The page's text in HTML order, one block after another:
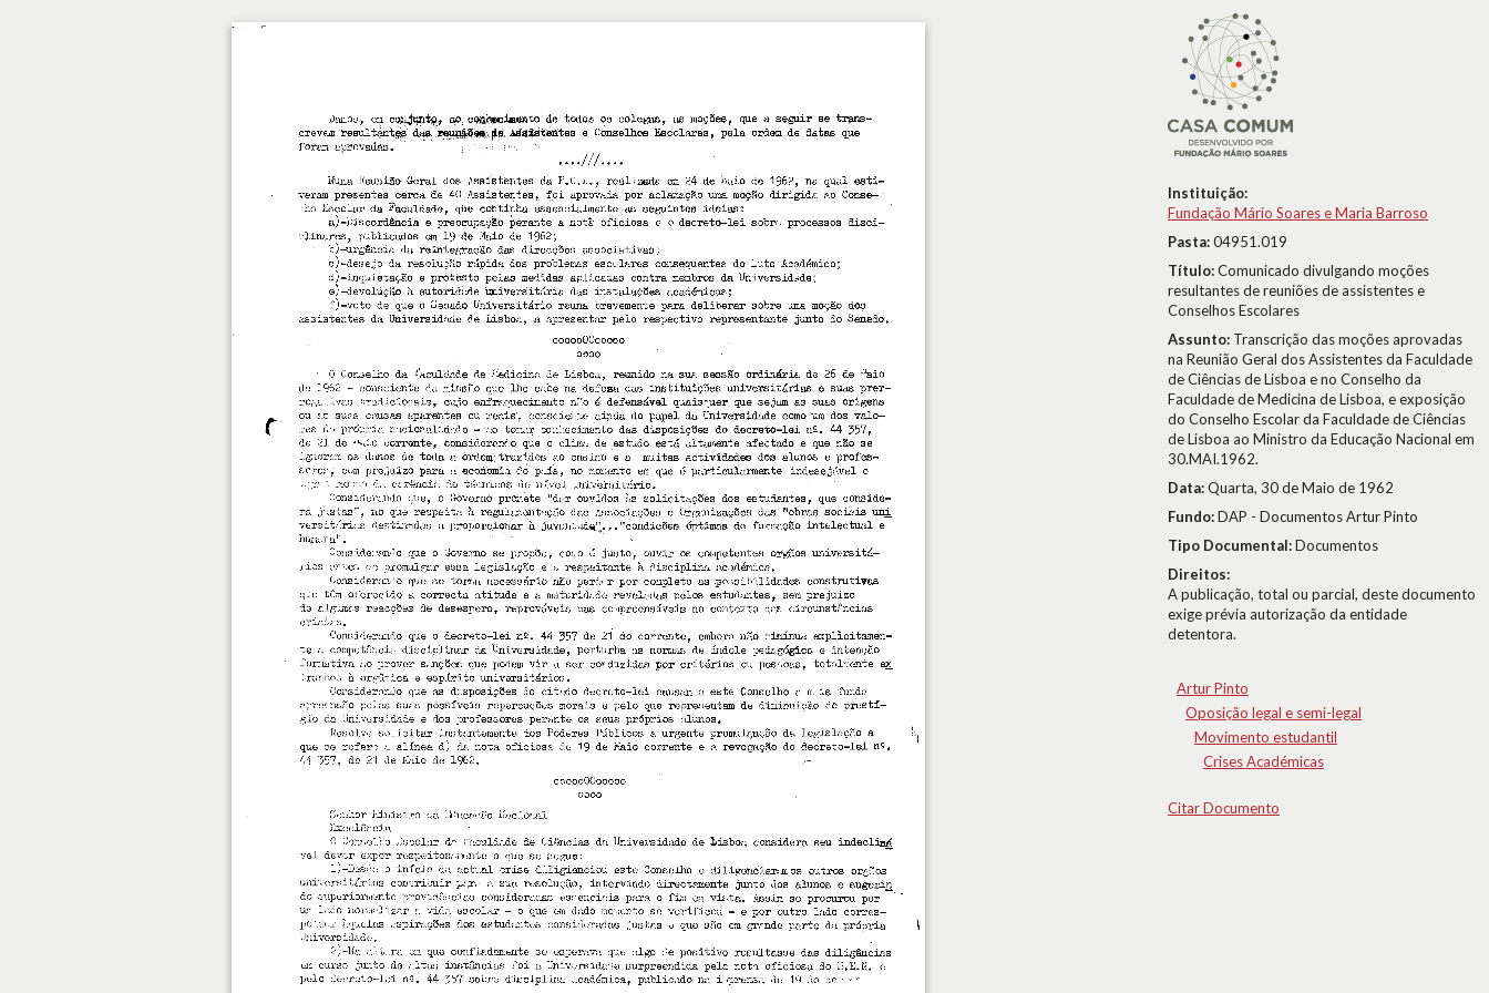
Instituição:
Fundação Mário Soares e Maria Barroso
Pasta:04951.019
Título:Comunicado divulgando moções
resultantes de reuniões de assistentes e
Conselhos Escolares
Assunto: Transcrição das moções aprovadas
na Reunião Geral dos Assistentes da Faculdade
de Ciências de Lisboa e no Conselho da
Faculdade de Medicina de Lisboa, e exposição
do Conselho Escolar da Faculdade de Ciências
de Lisboa ao Ministro da Educação Nacional em
30.MAI.1962.
Data:Quarta, 30 de Maio de 1962
Fundo:DAP - Documentos Artur Pinto
Tipo Documental:Documentos
Direitos:
A publicação, total ou parcial, deste documento
exige prévia autorização da entidade
detentora.
Artur Pinto
Oposição legal e semi-legal
Movimento estudantil
Crises Académicas
Citar Documento